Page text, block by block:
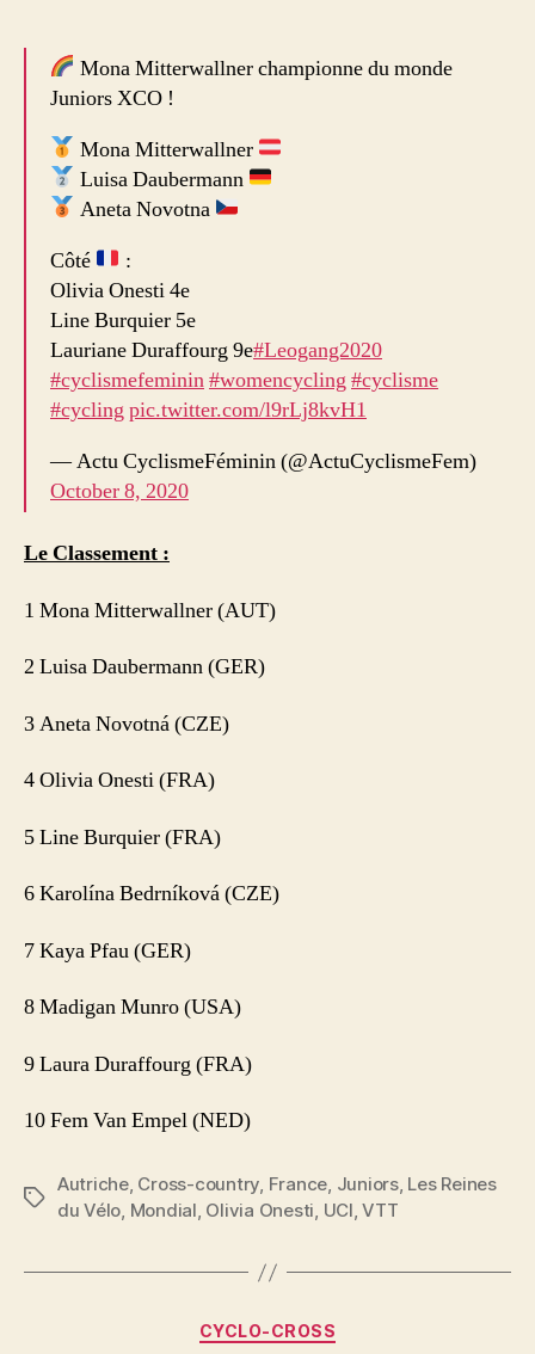
Mona Mitterwallner championne du monde
Juniors XCO !
Mona Mitterwallner
Luisa Daubermann
Aneta Novotna
Côté
:
Olivia Onesti 4e
Line Burquier 5e
Lauriane Duraffourg 9e#Leogang2020
#cyclismefeminin#womencycling #cyclisme
#cycling pic.twitter.com/l9rLj8kvH1
— Actu CyclismeFéminin (@ActuCyclismeFem)
October 8, 2020
Le Classement :
1 Mona Mitterwallner (AUT)
2 Luisa Daubermann (GER)
3 Aneta Novotná (CZE)
4 Olivia Onesti (FRA)
5 Line Burquier (FRA)
6 Karolína Bedrníková (CZE)
7 Kaya Pfau (GER)
8 Madigan Munro (USA)
9 Laura Duraffourg (FRA)
10 Fem Van Empel (NED)
Étiquettes
Autriche, Cross-country, France, Juniors, Les Reines
du Vélo, Mondial, Olivia Onesti, UCI,VTT
Catégories
CYCLO-CROSS